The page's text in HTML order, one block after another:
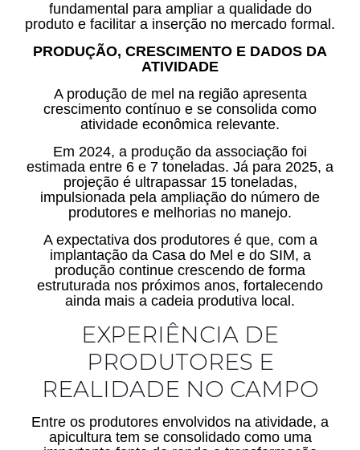
fundamental para ampliar a qualidade do
produto e facilitar a inserção no mercado formal.
PRODUÇÃO, CRESCIMENTO E DADOS DA
ATIVIDADE
A produção de mel na região apresenta
crescimento contínuo e se consolida como
atividade econômica relevante.
Em 2024, a produção da associação foi
estimada entre 6 e 7 toneladas. Já para 2025, a
projeção é ultrapassar 15 toneladas,
impulsionada pela ampliação do número de
produtores e melhorias no manejo.
A expectativa dos produtores é que, com a
implantação da Casa do Mel e do SIM, a
produção continue crescendo de forma
estruturada nos próximos anos, fortalecendo
ainda mais a cadeia produtiva local.
EXPERIÊNCIA DE
PRODUTORES E
REALIDADE NO CAMPO
Entre os produtores envolvidos na atividade, a
apicultura tem se consolidado como uma